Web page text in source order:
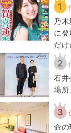
1
乃
に
だけ
2
石井
場
3
命の